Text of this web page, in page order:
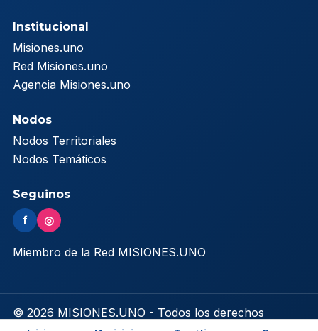
Institucional
Misiones.uno
Red Misiones.uno
Agencia Misiones.uno
Nodos
Nodos Territoriales
Nodos Temáticos
Seguinos
f ◎
Miembro de la Red MISIONES.UNO
© 2026 MISIONES.UNO - Todos los derechos
reservados